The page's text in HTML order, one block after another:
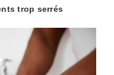
trop serrés